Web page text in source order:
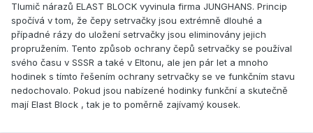
Tlumič nárazů ELAST BLOCK vyvinula firma JUNGHANS. Princip
spočívá v tom, že čepy setrvačky jsou extrémně dlouhé a
případné rázy do uložení setrvačky jsou eliminovány jejich
propružením. Tento způsob ochrany čepů setrvačky se používal
svého času v SSSR a také v Eltonu, ale jen pár let a mnoho
hodinek s tímto řešením ochrany setrvačky se ve funkčním stavu
nedochovalo. Pokud jsou nabízené hodinky funkční a skutečně
mají Elast Block , tak je to poměrně zajívamý kousek.